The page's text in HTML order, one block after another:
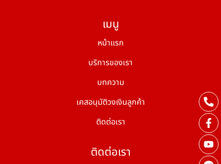
เมนู
หน้าแรก
บริการของเรา
บทความ
เคสอนุมัติวงเงินลูกค้า
ติดต่อเรา
ติดต่อเรา